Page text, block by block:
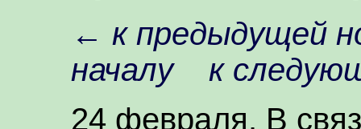
← к предыдущей
началу
к
24 февраля. В